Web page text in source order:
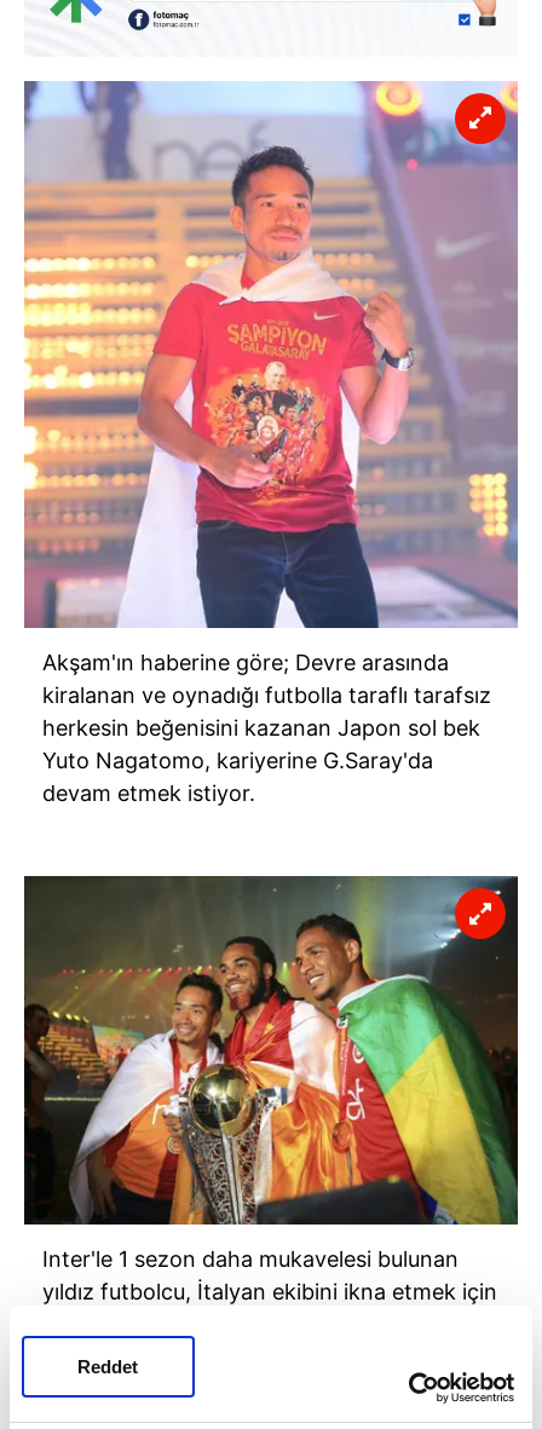
Reddet
Akşam'ın haberine göre; Devre arasında
kiralanan ve oynadığı futbolla taraflı tarafsız
herkesin beğenisini kazanan Japon sol bek
Yuto Nagatomo, kariyerine G.Saray'da
devam etmek istiyor.
Inter'le 1 sezon daha mukavelesi bulunan
yıldız futbolcu, İtalyan ekibini ikna etmek için
yaklaşık 5 milyon Euro gibi bir rakam istiyor.